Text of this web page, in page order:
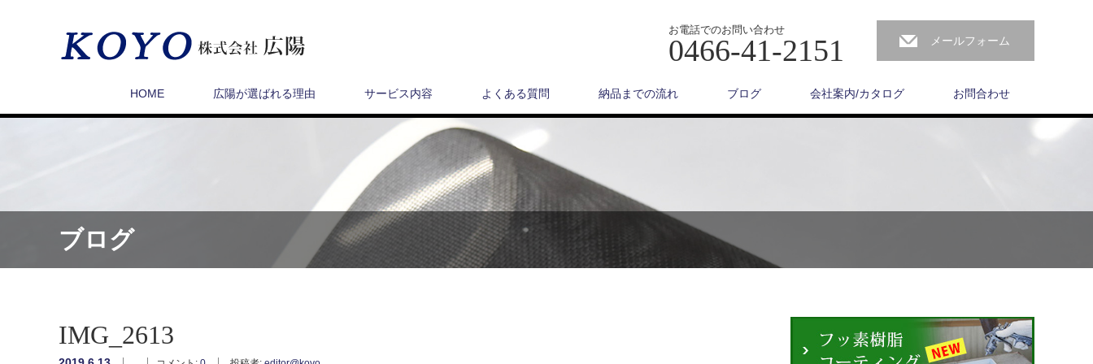
お電話でのお問い合わせ
0466-41-2151 メールフォーム
HOME 広陽が選ばれる理由 サービス内容 よくある質問 納品までの流れ ブログ 会社案内/カタログ お問合わせ
ブログ
IMG_2613